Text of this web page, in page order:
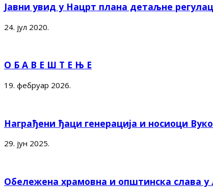
Јавни увид у Нацрт плана детаљне
24. јул 2020.
О Б А В Е Ш Т Е Њ Е
19. фебруар 2026.
Награђени ђаци генерација и носиоци
29. јун 2025.
Обележена храмовна и општинска слава у